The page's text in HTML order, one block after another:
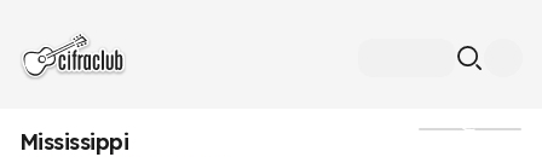
Mississippi